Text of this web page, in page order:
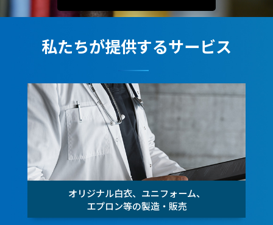
私たちが提供するサービス
オリジナル白衣、ユニフォーム、
エプロン等の製造・販売